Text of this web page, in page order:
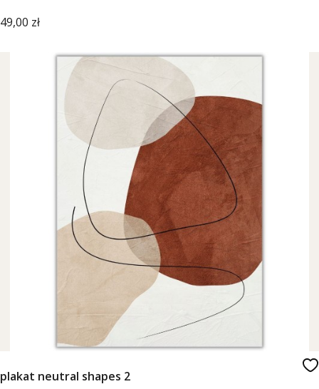
Cena
49,00 zł
plakat neutral shapes 2